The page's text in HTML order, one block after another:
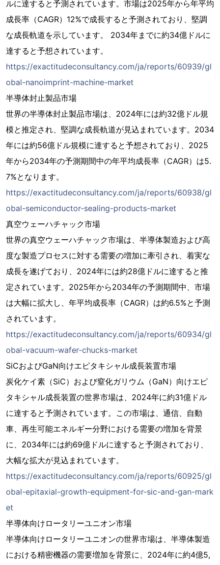
ルに達すると予測されています。市場は2025年から年平均
成長率（CAGR）12%で成長すると予測されており、堅調
な成長軌道を示しています。 2034年までに約34億ドルに
達すると予想されています。
https://exactitudeconsultancy.com/ja/reports/60939/gl
obal-nanoimprint-machine-market
半導体封止製品市場
世界の半導体封止製品市場は、2024年には約32億ドル規
模と推定され、堅調な成長軌道が見込まれています。2034
年には約56億ドル規模に達すると予想されており、2025
年から2034年の予測期間中の年平均成長率（CAGR）は5.
7%となります。
https://exactitudeconsultancy.com/ja/reports/60938/gl
obal-semiconductor-sealing-products-market
真空ウェーハチャック市場
世界の真空ウェーハチャック市場は、半導体製造および高
度な製造プロセスに対する需要の増加に牽引され、着実な
成長を遂げており、2024年には約28億ドルに達すると推
定されています。2025年から2034年の予測期間中、市場
は大幅に拡大し、年平均成長率（CAGR）は約6.5%と予測
されています。
https://exactitudeconsultancy.com/ja/reports/60934/gl
obal-vacuum-wafer-chucks-market
SiCおよびGaN向けエピタキシャル成長装置市場
炭化ケイ素（SiC）および窒化ガリウム（GaN）向けエピ
タキシャル成長装置の世界市場は、2024年に約31億ドル
に達すると予測されています。この市場は、通信、自動
車、再生可能エネルギー分野における需要の増加を背景
に、2034年には約69億ドルに達すると予測されており、
大幅な拡大が見込まれています。
https://exactitudeconsultancy.com/ja/reports/60925/gl
obal-epitaxial-growth-equipment-for-sic-and-gan-mark
et
半導体向けロータリーユニオン市場
半導体向けロータリーユニオンの世界市場は、半導体製造
における精密機器の需要増加を背景に、2024年に約4億5,